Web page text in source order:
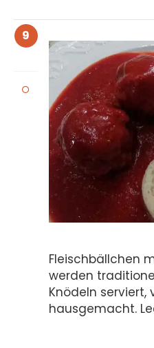
9
Fleischbällchen
werden
Knödeln serviert,
hausgemacht.